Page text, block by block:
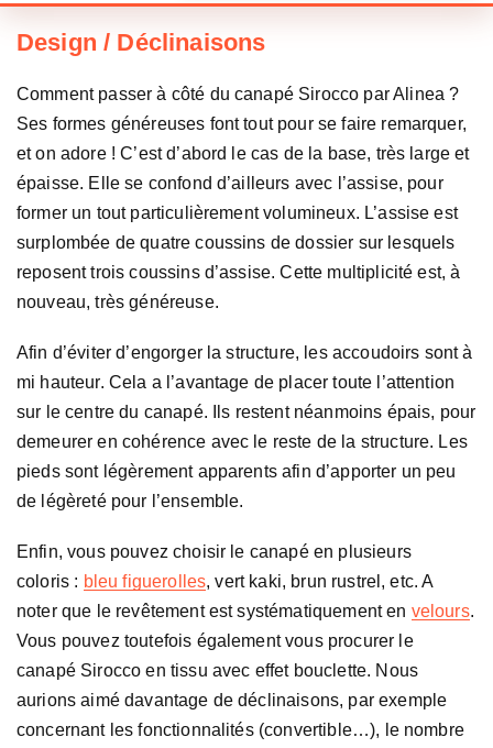
Design / Déclinaisons
Comment passer à côté du canapé Sirocco par Alinea ?
Ses formes généreuses font tout pour se faire remarquer,
et on adore ! C’est d’abord le cas de la base, très large et
épaisse. Elle se confond d’ailleurs avec l’assise, pour
former un tout particulièrement volumineux. L’assise est
surplombée de quatre coussins de dossier sur lesquels
reposent trois coussins d’assise. Cette multiplicité est, à
nouveau, très généreuse.
Afin d’éviter d’engorger la structure, les accoudoirs sont à
mi hauteur. Cela a l’avantage de placer toute l’attention
sur le centre du canapé. Ils restent néanmoins épais, pour
demeurer en cohérence avec le reste de la structure. Les
pieds sont légèrement apparents afin d’apporter un peu
de légèreté pour l’ensemble.
Enfin, vous pouvez choisir le canapé en plusieurs
coloris : bleu figuerolles, vert kaki, brun rustrel, etc. A
noter que le revêtement est systématiquement en velours.
Vous pouvez toutefois également vous procurer le
canapé Sirocco en tissu avec effet bouclette. Nous
aurions aimé davantage de déclinaisons, par exemple
concernant les fonctionnalités (convertible…), le nombre